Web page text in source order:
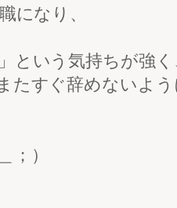
になり、
いう気持ちが強く
たすぐ辞めないよ
）